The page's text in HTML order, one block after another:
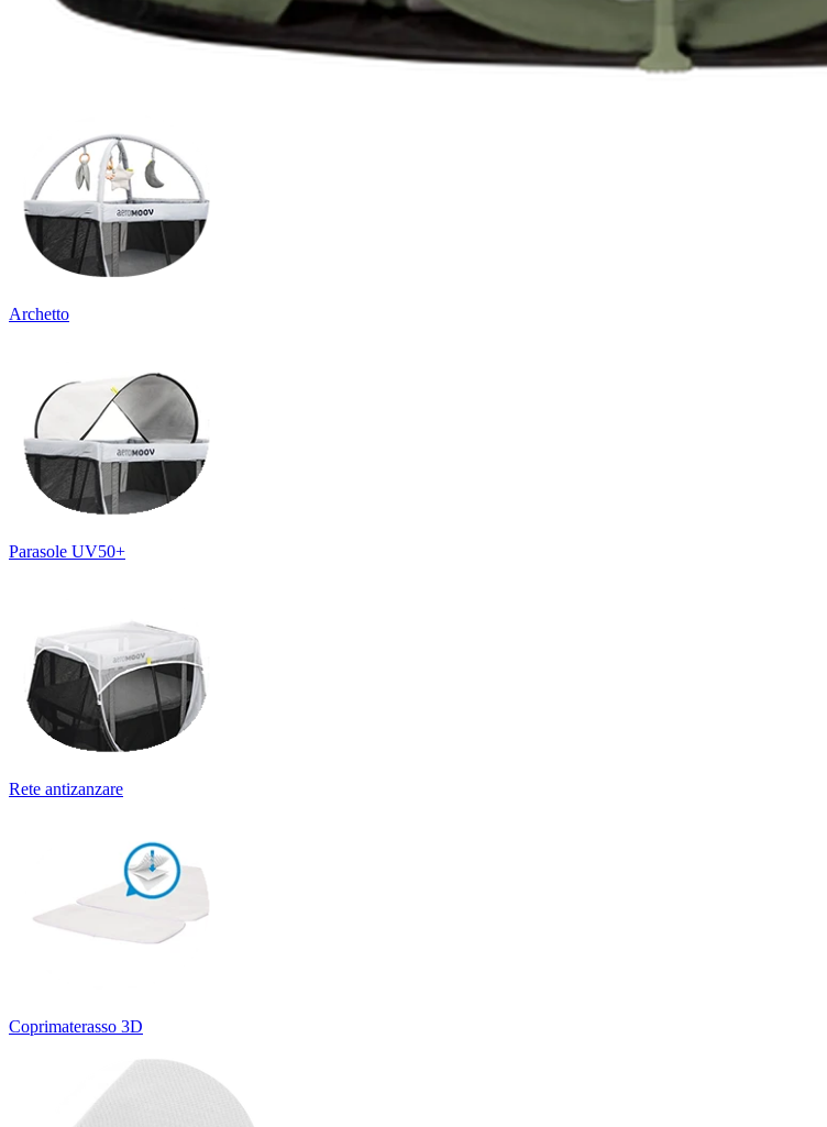
Archetto
Parasole UV50+
Rete antizanzare
Coprimaterasso 3D